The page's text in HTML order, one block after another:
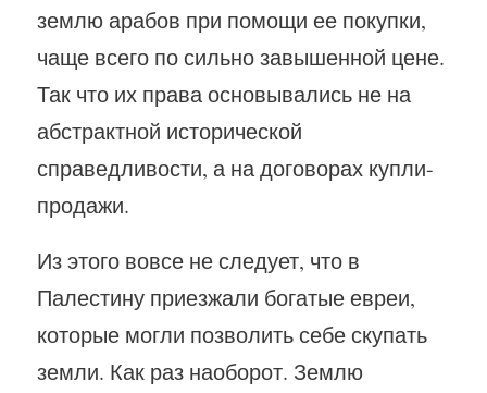
землю арабов при помощи ее покупки,
чаще всего по сильно завышенной цене.
Так что их права основывались не на
абстрактной исторической
справедливости, а на договорах купли-
продажи.
Из этого вовсе не следует, что в
Палестину приезжали богатые евреи,
которые могли позволить себе скупать
земли. Как раз наоборот. Землю